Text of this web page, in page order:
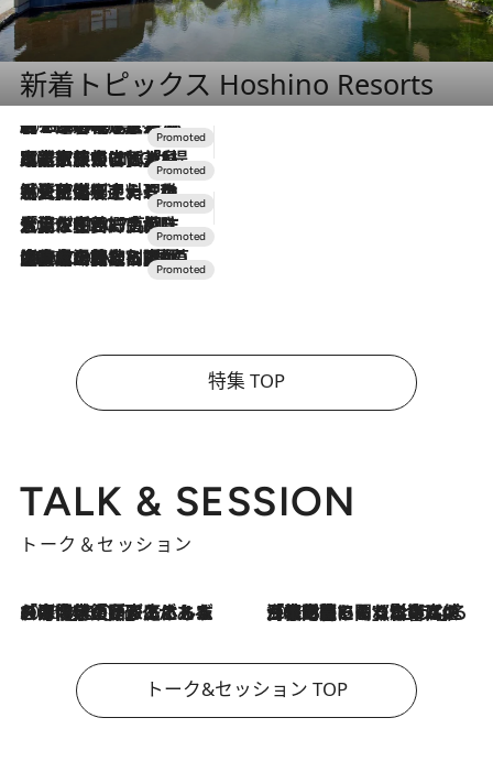
新着トピックス Hoshino Resorts
2026.8.7
【トンボの足水浴】ヒノキの香りに包まれて涼感マックス！約13℃の湧水かけ流しを避暑地「星野温泉 トンボの湯」で体験
2026.7.31
【ホテル帰省】という選択肢をOMOが提案。家族とほどよい距離を保つには「昼は実家、夜は気兼ねなくホテルで！」
2026.7.24
【夏限定ディナーコース】旬を迎える稚鮎や花ズッキーニなどをイタリア・トスカーナの郷土料理の手法で満喫！
2026.7.17
「土佐和ハーブかき氷」がOMO7高知に登場！生姜、山椒、大葉など目にも舌にも涼を呼ぶ郷土の味
2026.7.10
NEW OPEN！【界 草津】名湯の地に誕生。趣の異なる2種の温泉と上州ならではの会席・蕎麦割烹など美食を味わう究極の癒やし旅
特集 TOP
TALK & SESSION
トーク＆セッション
2026.8.3
「今後値上げがあるとすれば…」「リスクがあるのは今年の冬」エネルギー専門家が語る、ホルムズ海峡封鎖が家庭にもたらす“ある心配” 2026.8.3
「住宅建てられない…」「サーチャージ料の高値が続いている」ホルムズ海峡封鎖による影響はいつまで続く？《エネルギー専門家に聞く“どうなる日本の暮らし”》
トーク&セッション TOP